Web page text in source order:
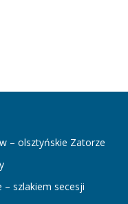
– olsztyńskie Zatorze
szlakiem secesji